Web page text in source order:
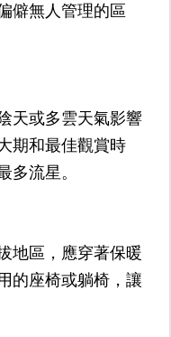
僻無人管理的區
天或多雲天氣影響
期和最佳觀賞時
多流星。
地區，應穿著保暖
的座椅或躺椅，讓